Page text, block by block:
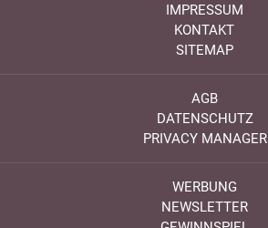
IMPRESSUM
KONTAKT
SITEMAP
AGB
DATENSCHUTZ
PRIVACY MANAGER
WERBUNG
NEWSLETTER